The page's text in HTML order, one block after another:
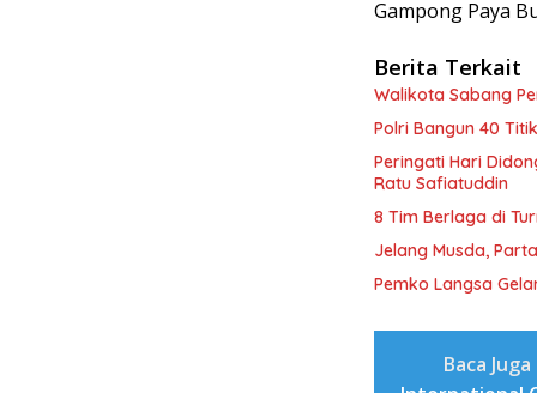
Gampong Paya
Berita Terkait
Walikota Sabang
Polri Bangun 40
Peringati Hari
Ratu Safiatuddin
8 Tim Berlaga di
Jelang Musda,
Pemko Langsa
Baca Juga